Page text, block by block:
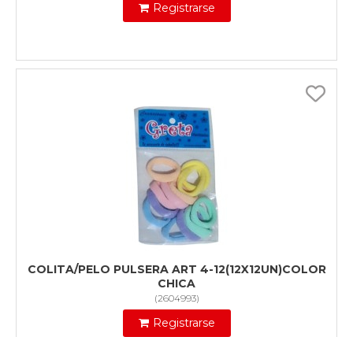
Registrarse
COLITA/PELO PULSERA ART 4-12(12X12UN)COLOR
CHICA
(2604993)
Registrarse